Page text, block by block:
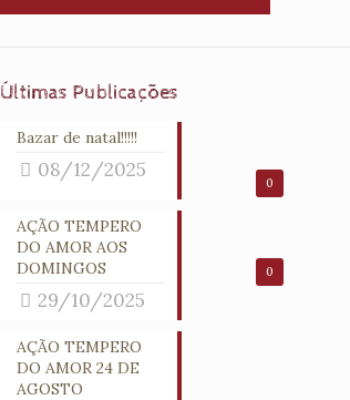
Últimas Publicações
0
Bazar de natal!!!!!
08/12/2025
0
AÇÃO TEMPERO
DO AMOR AOS
DOMINGOS
29/10/2025
AÇÃO TEMPERO
DO AMOR 24 DE
AGOSTO